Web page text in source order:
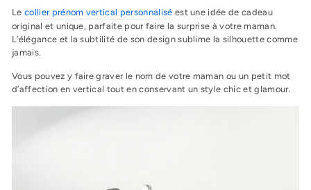
Le collier prénom vertical personnalisé est une idée de cadeau
original et unique, parfaite pour faire la surprise à votre maman.
L’élégance et la subtilité de son design sublime la silhouette comme
jamais.
Vous pouvez y faire graver le nom de votre maman ou un petit mot
d’affection en vertical tout en conservant un style chic et glamour.